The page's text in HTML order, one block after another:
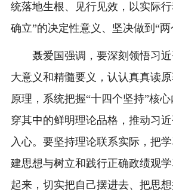
统落地生根、见行见效，以实际
确立”的决定性意义、坚决做到“两
聂爱国强调，要深刻领悟习近
大意义和精髓要义，认认真真读
原理，系统把握“十四个坚持”核
穿其中的鲜明理论品格，推动习
入心。要坚持理论联系实际，把
建思想与树立和践行正确政绩观
起来，切实把自己摆进去、把思